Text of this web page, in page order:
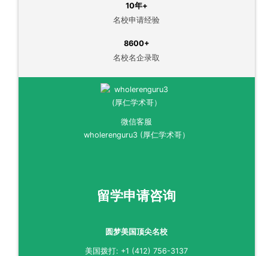
10年+
名校申请经验
8600+
名校名企录取
微信客服
wholerenguru3 (厚仁学术哥）
留学申请咨询
圆梦美国顶尖名校
美国拨打: +1 (412) 756-3137